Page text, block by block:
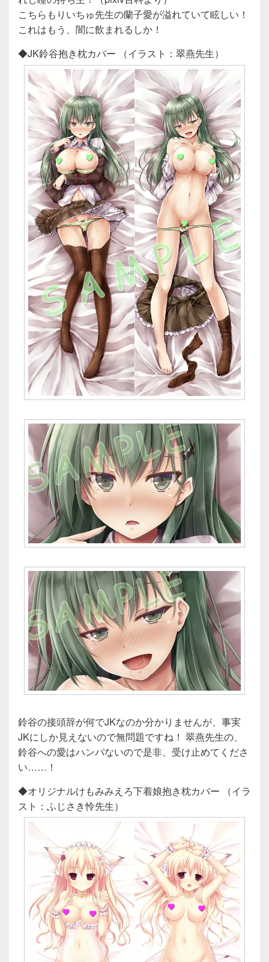
こちらもりいちゅ先生の蘭子愛が溢れていて眩しい！
これはもう、闇に飲まれるしか！
◆JK鈴谷抱き枕カバー （イラスト：翠燕先生）
鈴谷の接頭辞が何でJKなのか分かりませんが、事実
JKにしか見えないので無問題ですね！ 翠燕先生の、
鈴谷への愛はハンパないので是非、受け止めてくださ
い……！
◆オリジナルけもみみえろ下着娘抱き枕カバー （イラ
スト：ふじさき怜先生）